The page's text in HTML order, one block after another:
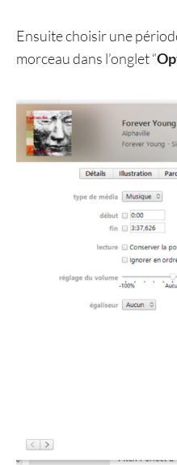
Ensuite choisir une
morceau dans l’onglet “